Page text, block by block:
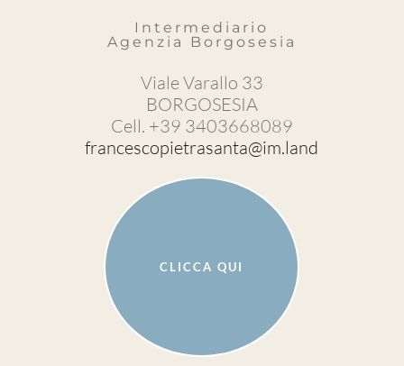
Intermediario
Agenzia Borgosesia
Viale Varallo 33
BORGOSESIA
Cell. +39 3403668089
francescopietrasanta@im.land
CLICCA QUI